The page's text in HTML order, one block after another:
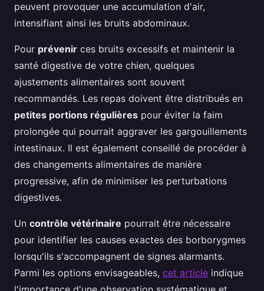
peuvent provoquer une accumulation d'air,
intensifiant ainsi les bruits abdominaux.
Pour prévenir ces bruits excessifs et maintenir la
santé digestive de votre chien, quelques
ajustements alimentaires sont souvent
recommandés. Les repas doivent être distribués en
petites portions régulières pour éviter la faim
prolongée qui pourrait aggraver les gargouillements
intestinaux. Il est également conseillé de procéder à
des changements alimentaires de manière
progressive, afin de minimiser les perturbations
digestives.
Un contrôle vétérinaire pourrait être nécessaire
pour identifier les causes exactes des borborygmes
lorsqu'ils s'accompagnent de signes alarmants.
Parmi les options envisageables, cet article indique